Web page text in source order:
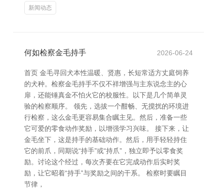
新闻动态
何如检察金毛持手 2026-06-24
首页 金毛寻回犬本性温暖、贤惠，长短常适方丈庭饲养
的犬种。检察金毛持手不仅不祥增强与主东说念主的心
扉，还能锤真金不怕火它的校服性。以下是几个简单灵
验的检察顺序。 领先，选拔一个酣畅、无搅扰的环境进
行检察，这么金毛更容易集合瞩主见。然后，准备一些
它可爱的零食动作奖励，以增强学习兴味。 接下来，让
金毛坐下，这是持手的基础动作。然后，用手轻轻持住
它的前爪，同期说“持手”或“持爪”，独立即予以零食奖
励。讨论这个经过，每次齐要在它完成动作后实时奖
励，让它昭着“持手”与奖励之间的干系。 检察时要瞩目
节律，